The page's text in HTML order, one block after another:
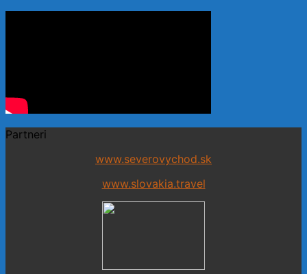
Partneri
www.severovychod.sk
www.slovakia.travel